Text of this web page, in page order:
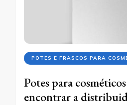
POTES E FRASCOS PARA
Potes para
encontrar a